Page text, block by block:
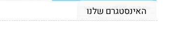
האינסטגרם שלנו